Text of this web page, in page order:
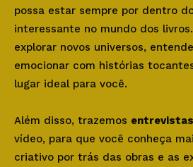
possa estar sempre por dentro
interessante no mundo dos
explorar novos universos,
emocionar com histórias
lugar ideal para você.
Além disso, trazemos
vídeo, para que você conheça
criativo por trás das obras e as